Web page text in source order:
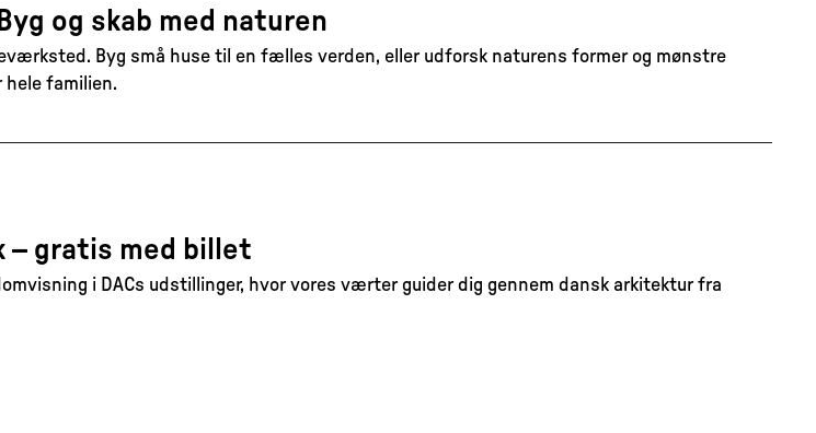
og skab med naturen
Byg små huse til en fælles verden, eller udforsk naturens former og mønstre
familien.
– gratis med billet
i DACs udstillinger, hvor vores værter guider dig gennem dansk arkitektur fra